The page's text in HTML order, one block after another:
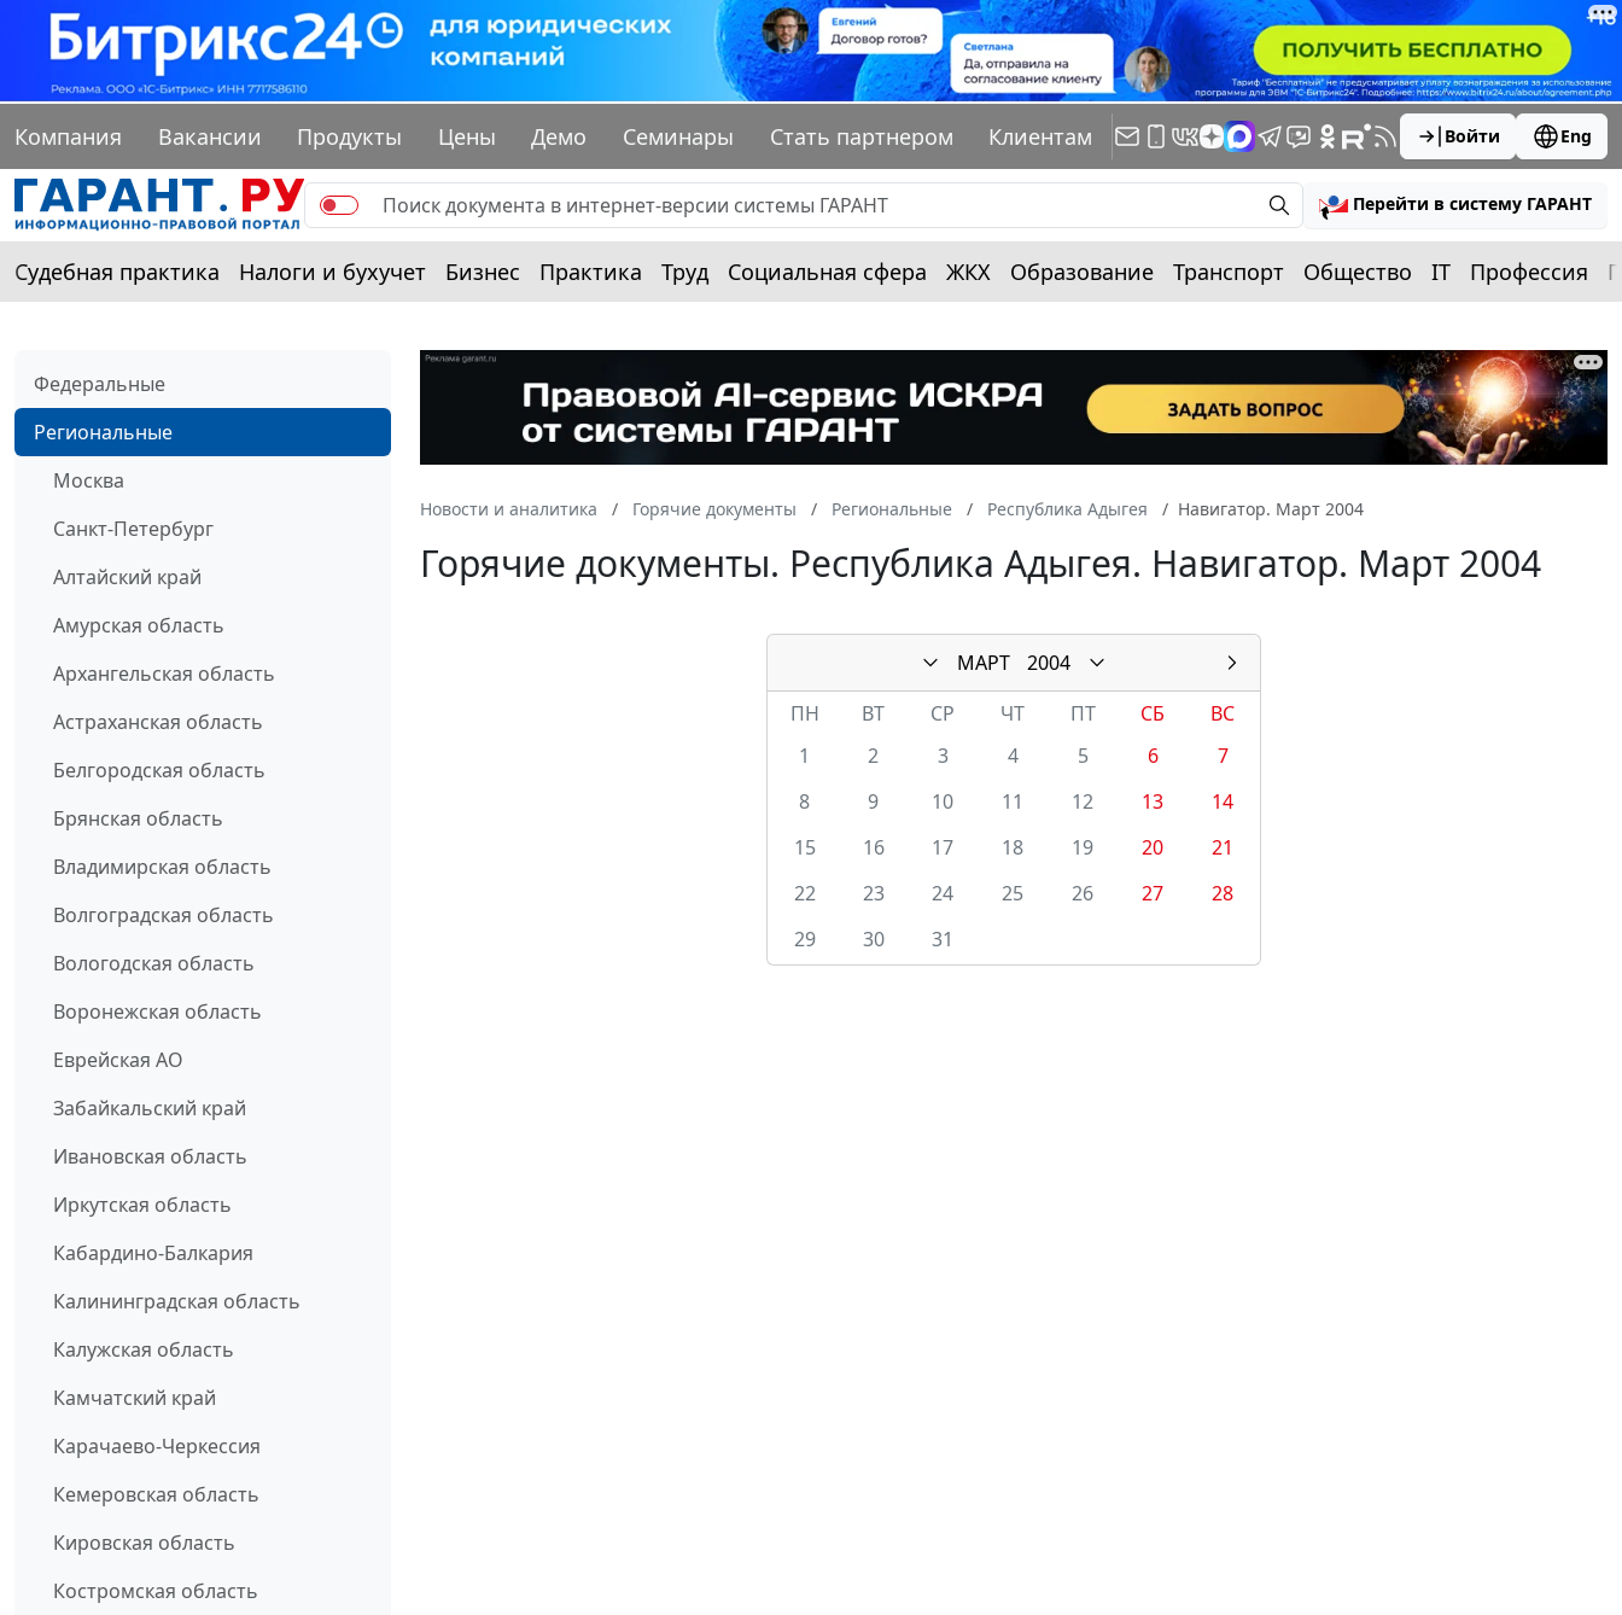
Компания Вакансии Продукты Цены Демо Семинары Стать партнером Клиентам Войти Eng
Перейти в систему ГАРАНТ
Судебная практика Налоги и бухучет Бизнес Практика Труд Социальная сфера ЖКХ Образование Транспорт Общество IT Профессия
Федеральные
Региональные
Москва
Санкт-Петербург
Алтайский край
Амурская область
Архангельская область
Астраханская область
Белгородская область
Брянская область
Владимирская область
Волгоградская область
Вологодская область
Воронежская область
Еврейская АО
Забайкальский край
Ивановская область
Иркутская область
Кабардино-Балкария
Калининградская область
Калужская область
Камчатский край
Карачаево-Черкессия
Кемеровская область
Кировская область
Костромская область
Новости и аналитика Горячие документы Региональные Республика Адыгея Навигатор. Март 2004
Горячие документы. Республика Адыгея. Навигатор. Март 2004
МАРТ
2004
ПН
ВТ СР ЧТ ПТ СБ
ВС
1
2 3 4 5 6
7
8
9 10 11 12 13
14
15
16 17 18 19 20
21
22
23 24 25 26 27
28
29
30 31